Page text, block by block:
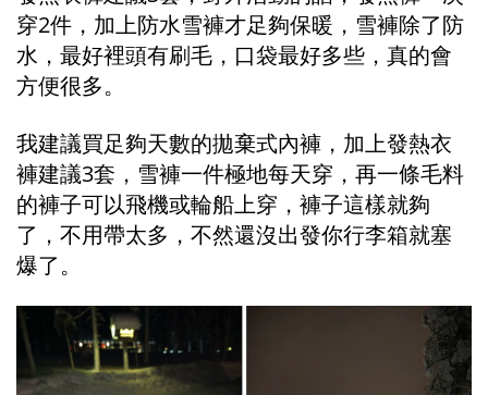
穿2件，加上防水雪褲才足夠保暖，雪褲除了防
水，最好裡頭有刷毛，口袋最好多些，真的會
方便很多。
我建議買足夠天數的拋棄式內褲，加上發熱衣
褲建議3套，雪褲一件極地每天穿，再一條毛料
的褲子可以飛機或輪船上穿，褲子這樣就夠
了，不用帶太多，不然還沒出發你行李箱就塞
爆了。